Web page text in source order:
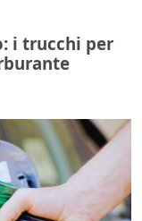
i trucchi per